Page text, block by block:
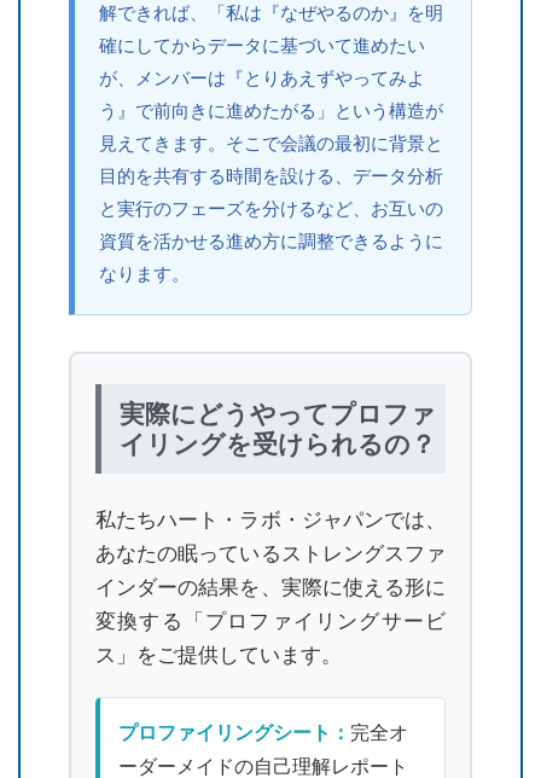
解できれば、「私は『なぜやるのか』を明
確にしてからデータに基づいて進めたい
が、メンバーは『とりあえずやってみよ
う』で前向きに進めたがる」という構造が
見えてきます。そこで会議の最初に背景と
目的を共有する時間を設ける、データ分析
と実行のフェーズを分けるなど、お互いの
資質を活かせる進め方に調整できるように
なります。
実際にどうやってプロファ
イリングを受けられるの？
私たちハート・ラボ・ジャパンでは、
あなたの眠っているストレングスファ
インダーの結果を、実際に使える形に
変換する「プロファイリングサービ
ス」をご提供しています。
プロファイリングシート： 完全オ
ーダーメイドの自己理解レポート